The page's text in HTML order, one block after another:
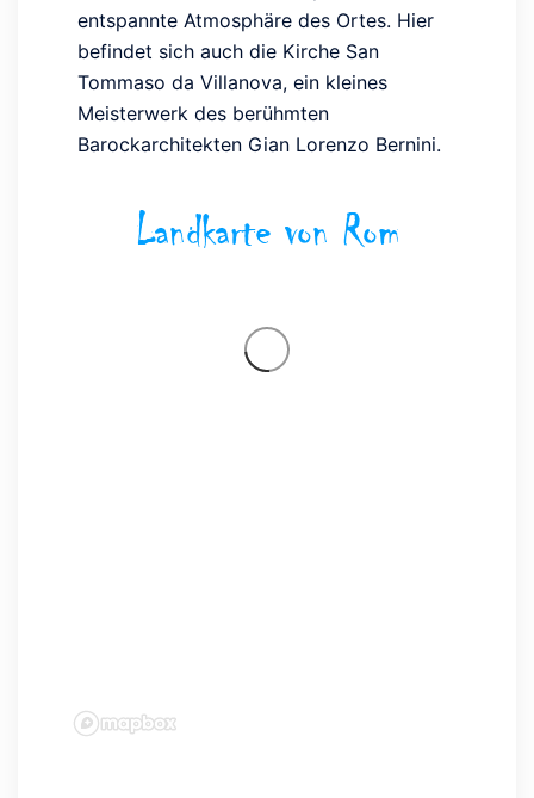
entspannte Atmosphäre des Ortes. Hier
befindet sich auch die Kirche San
Tommaso da Villanova, ein kleines
Meisterwerk des berühmten
Barockarchitekten Gian Lorenzo Bernini.
Landkarte von Rom